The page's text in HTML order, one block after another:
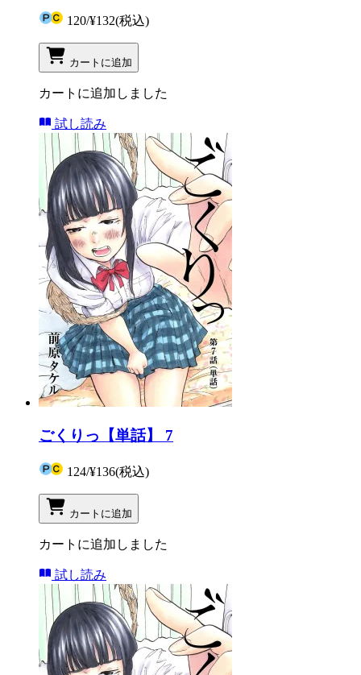
120/¥132(税込)
カートに追加
カートに追加しました
試し読み
ごくりっ【単話】 7
124/¥136(税込)
カートに追加
カートに追加しました
試し読み